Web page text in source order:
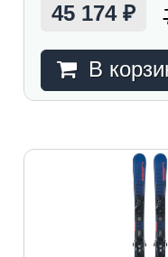
45 174 ₽
В